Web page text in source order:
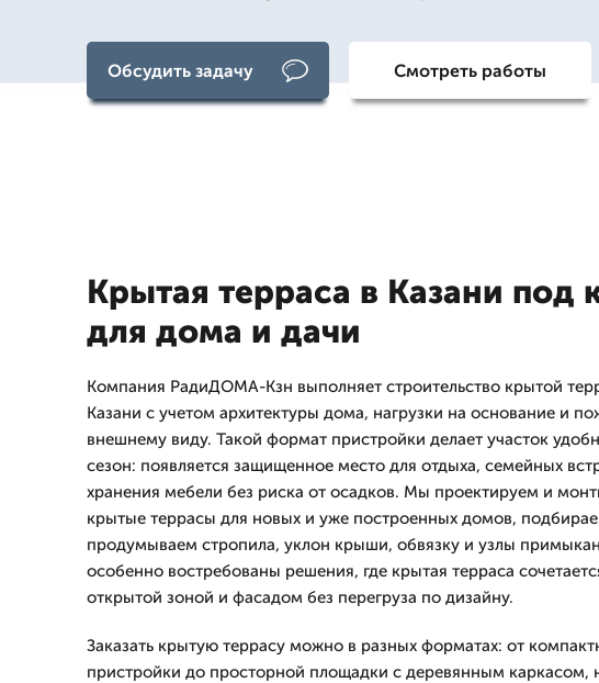
Обсудить задачу Смотреть работы
Крытая терраса в Казани под
для дома и дачи
Компания РадиДОМА-Кзн выполняет строительство крытой
Казани с учетом архитектуры дома, нагрузки на основание и
внешнему виду. Такой формат пристройки делает участок
сезон: появляется защищенное место для отдыха, семейных
хранения мебели без риска от осадков. Мы проектируем и
крытые террасы для новых и уже построенных домов,
продумываем стропила, уклон крыши, обвязку и узлы
особенно востребованы решения, где крытая терраса
открытой зоной и фасадом без перегруза по дизайну.
Заказать крытую террасу можно в разных форматах: от
пристройки до просторной площадки с деревянным каркасом,